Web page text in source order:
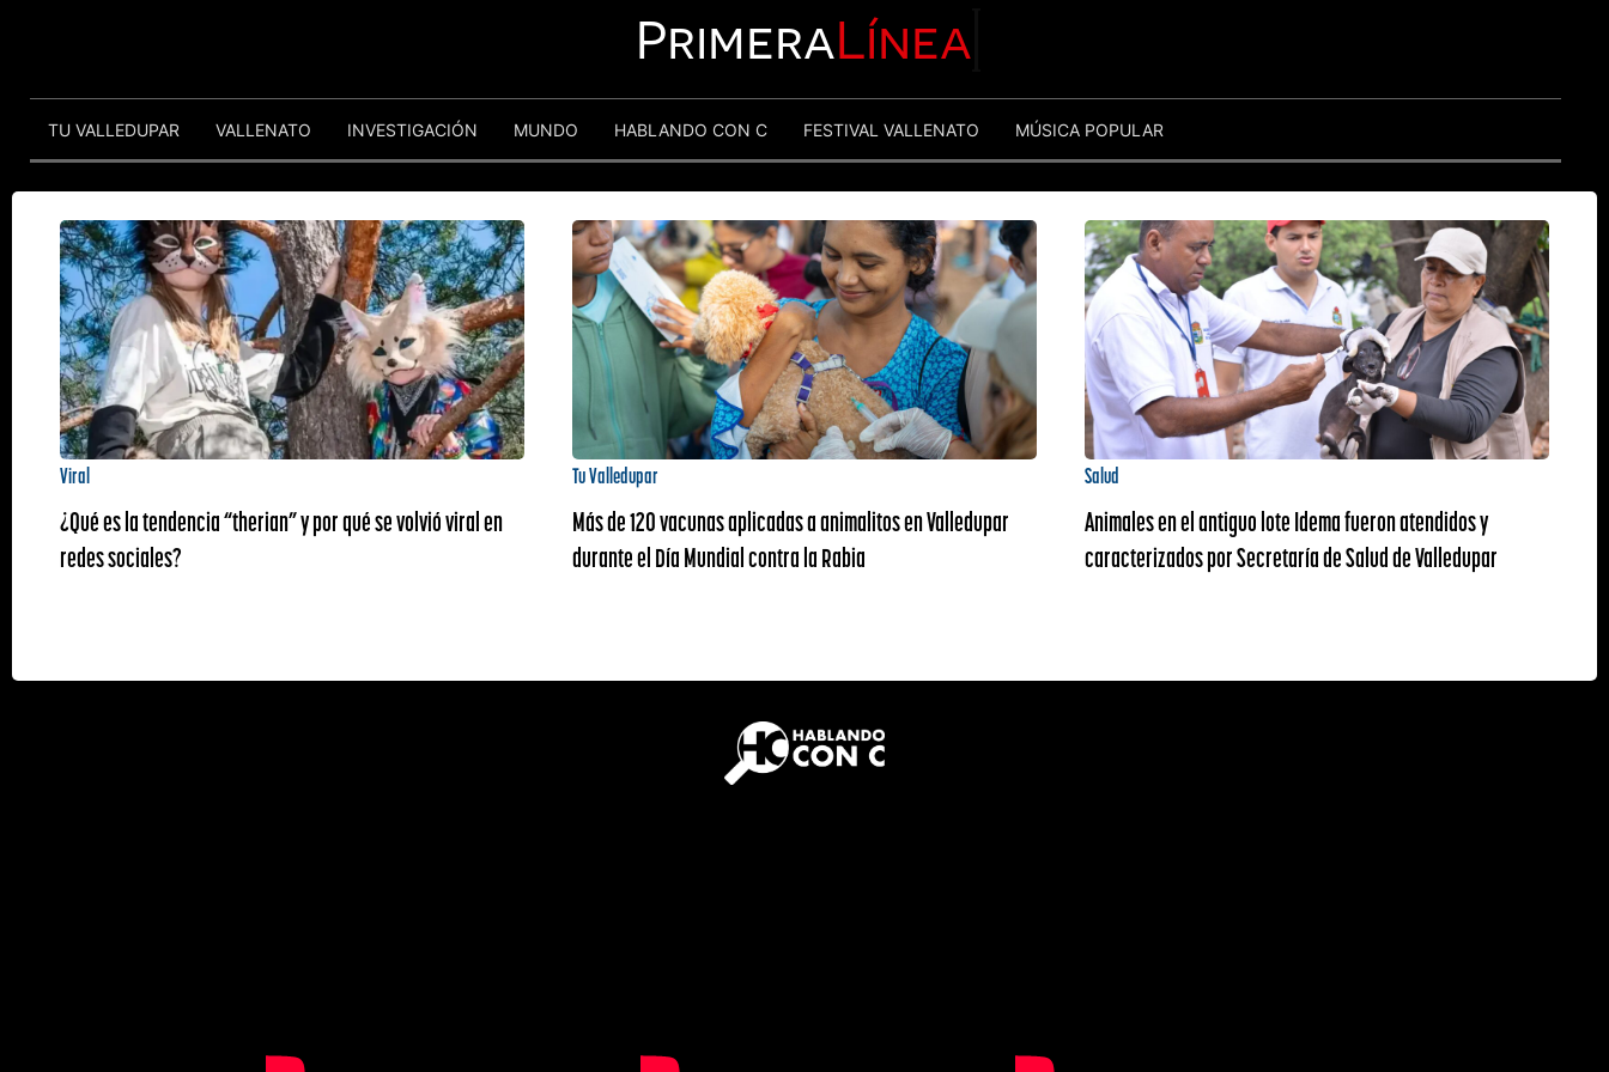
PrimeraLínea
TU VALLEDUPAR VALLENATO INVESTIGACIÓN MUNDO HABLANDO CON C FESTIVAL VALLENATO MÚSICA POPULAR
Viral
¿Qué es la tendencia “therian” y por qué se volvió viral en
redes sociales?
Tu Valledupar
Más de 120 vacunas aplicadas a animalitos en Valledupar
durante el Día Mundial contra la Rabia
Salud
Animales en el antiguo lote Idema fueron atendidos y
caracterizados por Secretaría de Salud de Valledupar